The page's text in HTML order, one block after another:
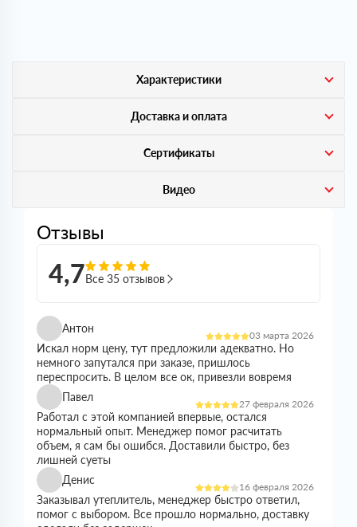
Характеристики
Доставка и оплата
Сертификаты
Видео
Отзывы
4,7Все 35 отзывов
Антон
03 марта 2026
Искал норм цену, тут предложили адекватно. Но
немного запутался при заказе, пришлось
переспросить. В целом все ок, привезли вовремя
Павел
27 февраля 2026
Работал с этой компанией впервые, остался
нормальный опыт. Менеджер помог расчитать
объем, я сам бы ошибся. Доставили быстро, без
лишней суеты
Денис
16 февраля 2026
Заказывал утеплитель, менеджер быстро ответил,
помог с выбором. Все прошло нормально, доставку